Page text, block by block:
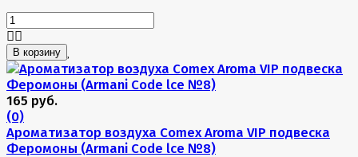
В корзину
165 руб.
(0)
Ароматизатор воздуха Comex Aroma VIP подвеска
Феромоны (Armani Code lce №8)